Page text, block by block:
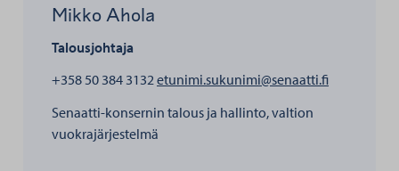
Mikko Ahola
Talousjohtaja
+358 50 384 3132etunimi.sukunimi@senaatti.fihenkilölle
Senaatti-konsernin talous ja hallinto, valtion
vuokrajärjestelmä